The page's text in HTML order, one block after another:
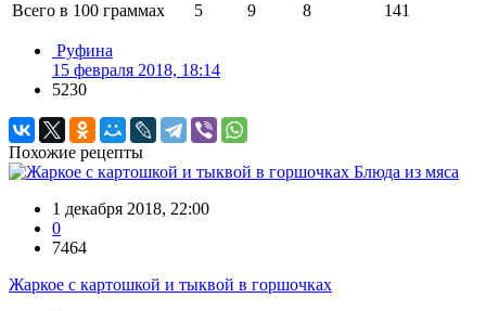
Всего в 100 граммах
5 9 8 141
Руфина
15 февраля 2018, 18:14
5230
Похожие рецепты
Блюда из мяса
1 декабря 2018, 22:00
0
7464
Жаркое с картошкой и тыквой в горшочках